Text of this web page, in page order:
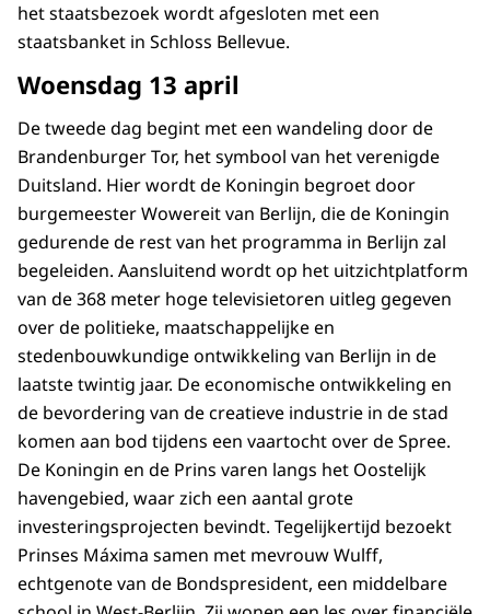
het staatsbezoek wordt afgesloten met een
staatsbanket in Schloss Bellevue.
Woensdag 13 april
De tweede dag begint met een wandeling door de
Brandenburger Tor, het symbool van het verenigde
Duitsland. Hier wordt de Koningin begroet door
burgemeester Wowereit van Berlijn, die de Koningin
gedurende de rest van het programma in Berlijn zal
begeleiden. Aansluitend wordt op het uitzichtplatform
van de 368 meter hoge televisietoren uitleg gegeven
over de politieke, maatschappelijke en
stedenbouwkundige ontwikkeling van Berlijn in de
laatste twintig jaar. De economische ontwikkeling en
de bevordering van de creatieve industrie in de stad
komen aan bod tijdens een vaartocht over de Spree.
De Koningin en de Prins varen langs het Oostelijk
havengebied, waar zich een aantal grote
investeringsprojecten bevindt. Tegelijkertijd bezoekt
Prinses Máxima samen met mevrouw Wulff,
echtgenote van de Bondspresident, een middelbare